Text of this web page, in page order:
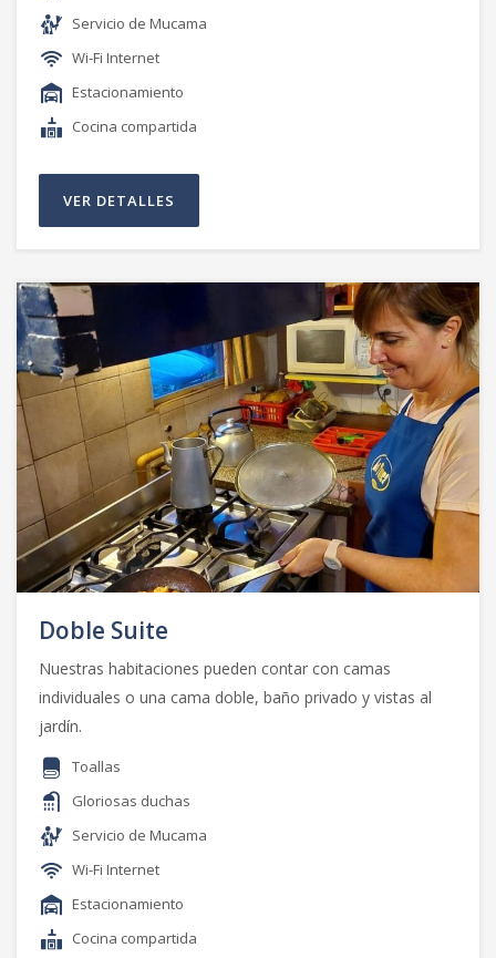
Servicio de Mucama
Wi-Fi Internet
Estacionamiento
Cocina compartida
VER DETALLES
Doble Suite
Nuestras habitaciones pueden contar con camas
individuales o una cama doble, baño privado y vistas al
jardín.
Toallas
Gloriosas duchas
Servicio de Mucama
Wi-Fi Internet
Estacionamiento
Cocina compartida